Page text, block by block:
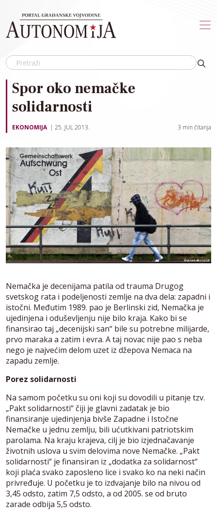
Spor oko nemačke
solidarnosti
EKONOMIJA 25. JUL 2013. 3 min čitanja
Nemačka je decenijama patila od trauma Drugog
svetskog rata i podeljenosti zemlje na dva dela: zapadni i
istočni. Međutim 1989. pao je Berlinski zid, Nemačka je
ujedinjena i oduševljenju nije bilo kraja. Kako bi se
finansirao taj „decenijski san“ bile su potrebne milijarde,
prvo maraka a zatim i evra. A taj novac nije pao s neba
nego je najvećim delom uzet iz džepova Nemaca na
zapadu zemlje.
Porez solidarnosti
Na samom početku su oni koji su dovodili u pitanje tzv.
„Pakt solidarnosti“ čiji je glavni zadatak je bio
finansiranje ujedinjenja bivše Zapadne i Istočne
Nemačke u jednu zemlju, bili ućutkivani patriotskim
parolama. Na kraju krajeva, cilj je bio izjednačavanje
životnih uslova u svim delovima nove Nemačke. „Pakt
solidarnosti“ je finansiran iz „dodatka za solidarnost“
koji plaća svako zaposleno lice i svako ko na neki način
privređuje. U početku je to izdvajanje bilo na nivou od
3,45 odsto, zatim 7,5 odsto, a od 2005. se od bruto
zarade odbija 5,5 odsto.